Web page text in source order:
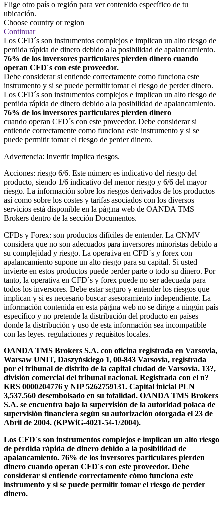
Elige otro país o región para ver contenido específico de tu
ubicación.
Choose country or region
Continuar
Los CFD´s son instrumentos complejos e implican un alto riesgo de
perdida rápida de dinero debido a la posibilidad de apalancamiento.
76% de los inversores particulares pierden dinero cuando
operan CFD´s con este proveedor.
Debe considerar si entiende correctamente como funciona este
instrumento y si se puede permitir tomar el riesgo de perder dinero.
Los CFD´s son instrumentos complejos e implican un alto riesgo de
perdida rápida de dinero debido a la posibilidad de apalancamiento.
76% de los inversores particulares pierden dinero
cuando operan CFD´s con este proveedor. Debe considerar si
entiende correctamente como funciona este instrumento y si se
puede permitir tomar el riesgo de perder dinero.
Advertencia: Invertir implica riesgos.
Acciones: riesgo 6/6. Este número es indicativo del riesgo del
producto, siendo 1/6 indicativo del menor riesgo y 6/6 del mayor
riesgo. La información sobre los riesgos derivados de los productos
así como sobre los costes y tarifas asociados con los diversos
servicios está disponible en la página web de OANDA TMS
Brokers dentro de la sección Documentos.
CFDs y Forex: son productos difíciles de entender. La CNMV
considera que no son adecuados para inversores minoristas debido a
su complejidad y riesgo. La operativa en CFD´s y forex con
apalancamiento supone un alto riesgo para su capital. Si usted
invierte en estos productos puede perder parte o todo su dinero. Por
tanto, la operativa en CFD´s y forex puede no ser adecuada para
todos los inversores. Debe estar seguro y entender los riesgos que
implican y si es necesario buscar asesoramiento independiente. La
información contenida en esta página web no se dirige a ningún país
específico y no pretende la distribución del producto en países
donde la distribución y uso de esta información sea incompatible
con las leyes, regulaciones y requisitos locales.
OANDA TMS Brokers S.A. con oficina registrada en Varsovia,
Warsaw UNIT, Daszyńskiego 1, 00-843 Varsovia, registrada
por el tribunal de distrito de la capital ciudad de Varsovia. 13?,
división comercial del tribunal nacional. Registrada con el n?
KRS 0000204776 y NIP 5262759131. Capital inicial PLN
3,537.560 desembolsado en su totalidad. OANDA TMS Brokers
S.A. se encuentra bajo la supervisión de la autoridad polaca de
supervisión financiera según su autorización otorgada el 23 de
Abril de 2004. (KPWiG-4021-54-1/2004).
Los CFD´s son instrumentos complejos e implican un alto riesgo
de pérdida rápida de dinero debido a la posibilidad de
apalancamiento. 76% de los inversores particulares pierden
dinero cuando operan CFD´s con este proveedor. Debe
considerar si entiende correctamente cómo funciona este
instrumento y si se puede permitir tomar el riesgo de perder
dinero.